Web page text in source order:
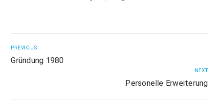
PREVIOUS
Gründung 1980
NEXT
Personelle Erweiterung